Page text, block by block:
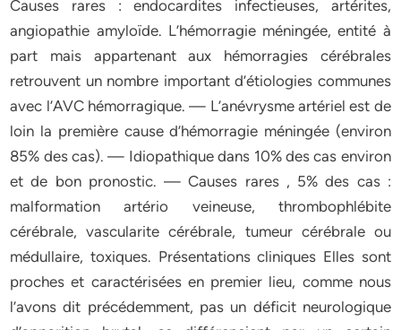
Causes rares : endocardites infectieuses, artérites,
angiopathie amyloïde. L’hémorragie méningée, entité à
part mais appartenant aux hémorragies cérébrales
retrouvent un nombre important d’étiologies communes
avec l’AVC hémorragique. — L’anévrysme artériel est de
loin la première cause d’hémorragie méningée (environ
85% des cas). — Idiopathique dans 10% des cas environ
et de bon pronostic. — Causes rares , 5% des cas :
malformation artério veineuse, thrombophlébite
cérébrale, vascularite cérébrale, tumeur cérébrale ou
médullaire, toxiques. Présentations cliniques Elles sont
proches et caractérisées en premier lieu, comme nous
l’avons dit précédemment, pas un déficit neurologique